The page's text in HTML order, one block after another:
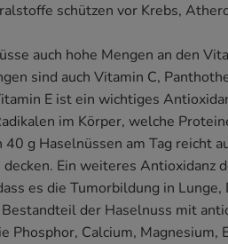
schützen vor Krebs,
auch hohe Mengen an den
sind auch Vitamin C,
E ist ein wichtiges
im Körper, welche
g Haselnüssen am Tag reicht
Ein weiteres Antioxidanz
es die Tumorbildung in Lunge,
der Haselnuss mit
Calcium, Magnesium,